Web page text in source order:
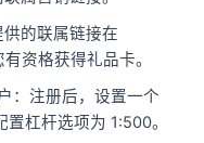
的联属链接在
资格获得礼品卡。
：注册后，设置一个
杠杆选项为 1:500。